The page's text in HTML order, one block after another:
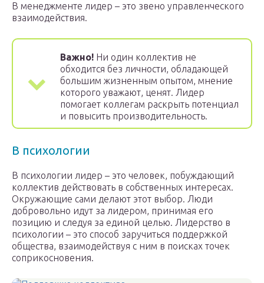
В менеджменте лидер – это звено управленческого
взаимодействия.
Важно! Ни один коллектив не
обходится без личности, обладающей
большим жизненным опытом, мнение
которого уважают, ценят. Лидер
помогает коллегам раскрыть потенциал
и повысить производительность.
В психологии
В психологии лидер – это человек, побуждающий
коллектив действовать в собственных интересах.
Окружающие сами делают этот выбор. Люди
добровольно идут за лидером, принимая его
позицию и следуя за единой целью. Лидерство в
психологии – это способ заручиться поддержкой
общества, взаимодействуя с ним в поисках точек
соприкосновения.